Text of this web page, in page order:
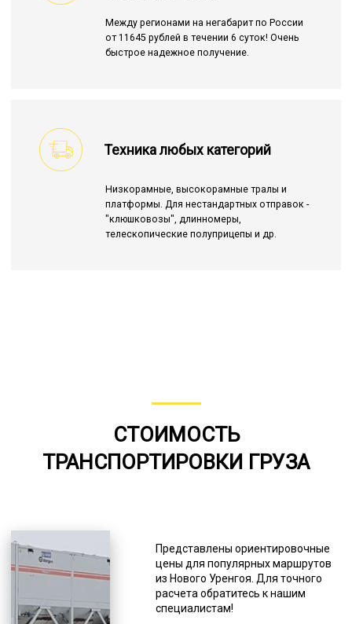
Между регионами на негабарит по России
от 11645 рублей в течении 6 суток! Очень
быстрое надежное получение.
Техника любых категорий
Низкорамные, высокорамные тралы и
платформы. Для нестандартных отправок -
"клюшковозы", длинномеры,
телескопические полуприцепы и др.
СТОИМОСТЬ
ТРАНСПОРТИРОВКИ ГРУЗА
Представлены ориентировочные
цены для популярных маршрутов
из Нового Уренгоя. Для точного
расчета обратитесь к нашим
специалистам!